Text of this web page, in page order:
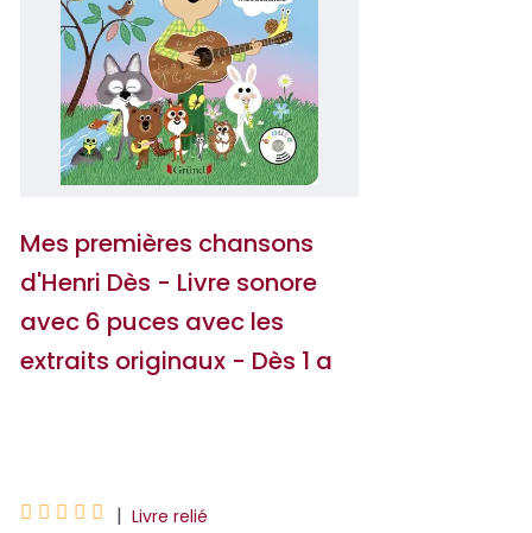
Mes premières chansons
d'Henri Dès - Livre sonore
avec 6 puces avec les
extraits originaux - Dès 1 a
     | Livre relié